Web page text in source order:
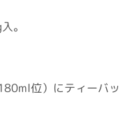
。
位）にティーバッ